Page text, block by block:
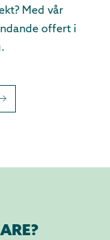
Med vår
offert i